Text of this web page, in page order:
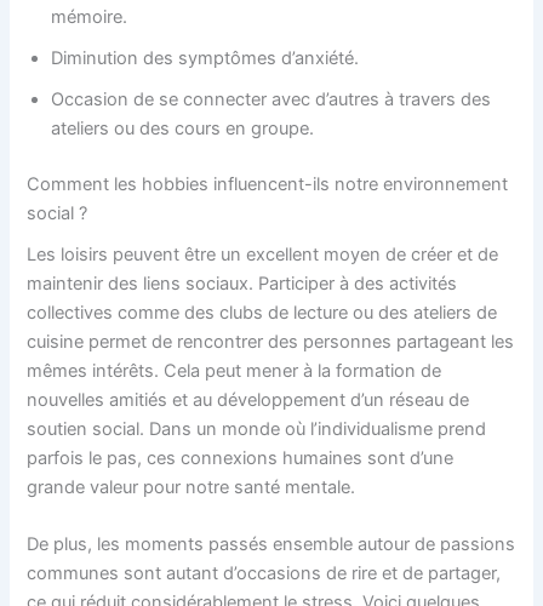
mémoire.
Diminution des symptômes d’anxiété.
Occasion de se connecter avec d’autres à travers des
ateliers ou des cours en groupe.
Comment les hobbies influencent-ils notre environnement
social ?
Les loisirs peuvent être un excellent moyen de créer et de
maintenir des liens sociaux. Participer à des activités
collectives comme des clubs de lecture ou des ateliers de
cuisine permet de rencontrer des personnes partageant les
mêmes intérêts. Cela peut mener à la formation de
nouvelles amitiés et au développement d’un réseau de
soutien social. Dans un monde où l’individualisme prend
parfois le pas, ces connexions humaines sont d’une
grande valeur pour notre santé mentale.
De plus, les moments passés ensemble autour de passions
communes sont autant d’occasions de rire et de partager,